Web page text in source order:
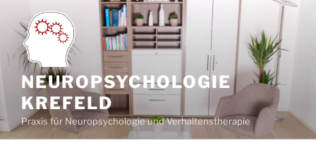
Inhalt
springen
NEUROPSYCHOLOGIE
KREFELD
Praxis für Neuropsychologie und Verhaltenstherapie